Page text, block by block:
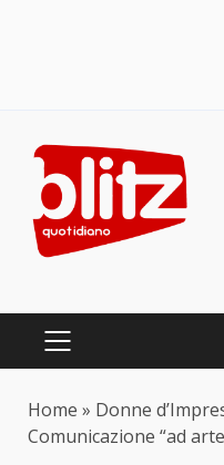
content
PRIMARY
Home » Donne
Comunicazione “ad